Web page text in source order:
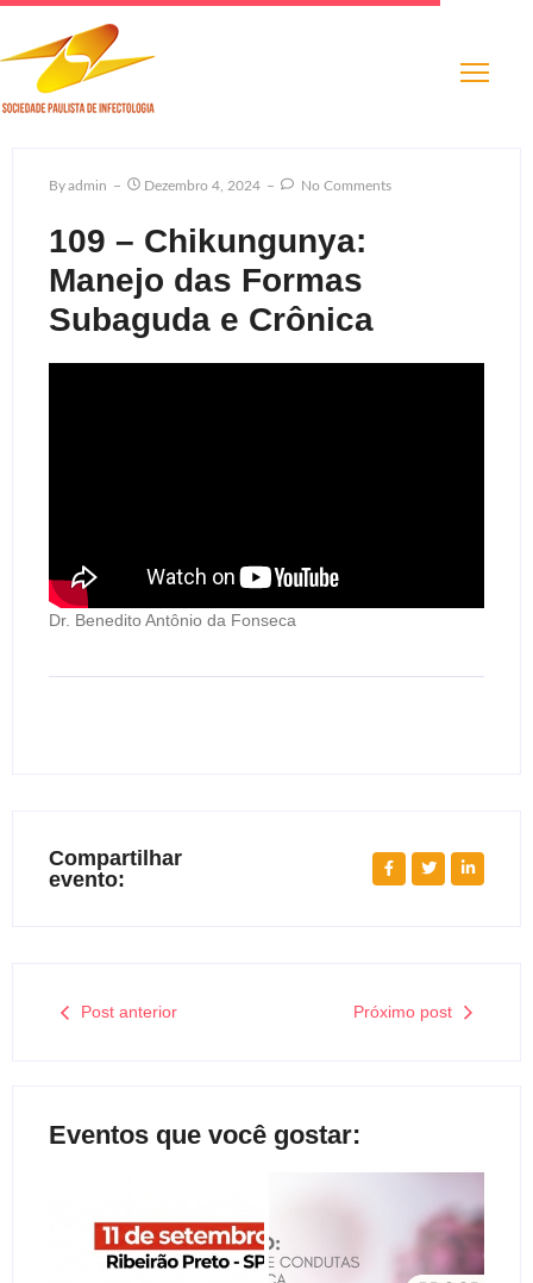
ByAdmin Dezembro 4, 2024 No Comments
109 – Chikungunya:
Manejo das Formas
Subaguda e Crônica
Dr. Benedito Antônio da Fonseca
Compartilhar
evento:
Post anterior Próximo post
Eventos que você gostar: